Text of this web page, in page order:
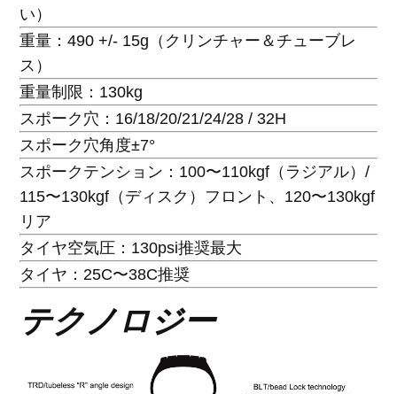
い）
重量：490 +/- 15g（クリンチャー＆チューブレ
ス）
重量制限：130kg
スポーク穴：16/18/20/21/24/28 / 32H
スポーク穴角度±7°
スポークテンション：100〜110kgf（ラジアル）/
115〜130kgf（ディスク）フロント、120〜130kgf
リア
タイヤ空気圧：130psi推奨最大
タイヤ：25C〜38C推奨
テクノロジー